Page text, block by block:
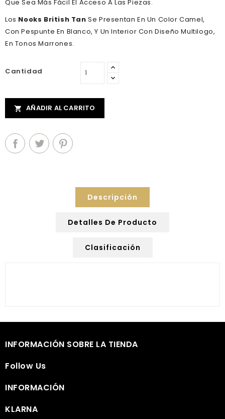
Que Sea Más Fácil El Acceso A Las Piezas.
Los Nooks British Tan Se Presentan En Un Color Camel,
Con Pespunte En Blanco, Y Un Interior Con Diseño Multilogo,
En Tonos Marrones.
Cantidad
 AÑADIR AL CARRITO
Descripción
Detalles De Producto
Clasificación
INFORMACIÓN SOBRE LA TIENDA
Follow Us
INFORMACIÓN
KLARNA